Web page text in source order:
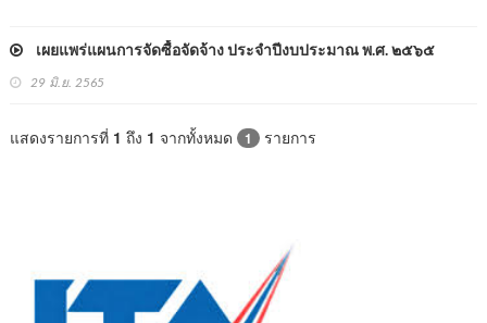
เผยแพร่แผนการจัดซื้อจัดจ้าง ประจำปีงบประมาณ พ.ศ. ๒๕๖๕
29 มิ.ย. 2565
แสดงรายการที่ 1 ถึง 1 จากทั้งหมด 1 รายการ